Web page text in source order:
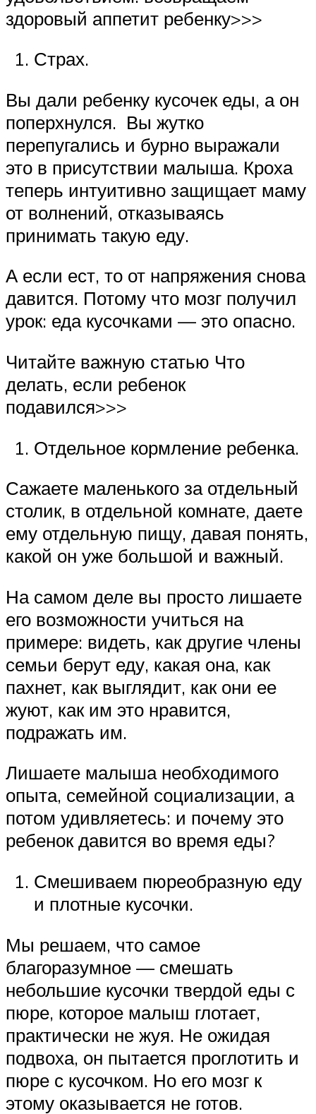
здоровый аппетит ребенку>>>
Страх.
Вы дали ребенку кусочек еды, а он
поперхнулся. Вы жутко
перепугались и бурно выражали
это в присутствии малыша. Кроха
теперь интуитивно защищает маму
от волнений, отказываясь
принимать такую еду.
А если ест, то от напряжения снова
давится. Потому что мозг получил
урок: еда кусочками — это опасно.
Читайте важную статью Что
делать, если ребенок
подавился>>>
Отдельное кормление ребенка.
Сажаете маленького за отдельный
столик, в отдельной комнате, даете
ему отдельную пищу, давая понять,
какой он уже большой и важный.
На самом деле вы просто лишаете
его возможности учиться на
примере: видеть, как другие члены
семьи берут еду, какая она, как
пахнет, как выглядит, как они ее
жуют, как им это нравится,
подражать им.
Лишаете малыша необходимого
опыта, семейной социализации, а
потом удивляетесь: и почему это
ребенок давится во время еды?
Смешиваем пюреобразную еду
и плотные кусочки.
Мы решаем, что самое
благоразумное — смешать
небольшие кусочки твердой еды с
пюре, которое малыш глотает,
практически не жуя. Не ожидая
подвоха, он пытается проглотить и
пюре с кусочком. Но его мозг к
этому оказывается не готов.